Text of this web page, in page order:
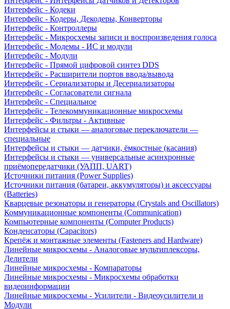
Интерфейс - Кодеки
Интерфейс - Кодеры, Декодеры, Конверторы
Интерфейс - Контроллеры
Интерфейс - Микросхемы записи и воспроизведения голоса
Интерфейс - Модемы - ИС и модули
Интерфейс - Модули
Интерфейс - Прямой цифровой синтез DDS
Интерфейс - Расширители портов ввода/вывода
Интерфейс - Сериализаторы и Десериализаторы
Интерфейс - Согласователи сигнала
Интерфейс - Специальное
Интерфейс - Телекоммуникационные микросхемы
Интерфейс - Фильтры - Активные
Интерфейсы и стыки — аналоговые переключатели —
специальные
Интерфейсы и стыки — датчики, ёмкостные (касания)
Интерфейсы и стыки — универсальные асинхронные
приёмопередатчики (УАПП, UART)
Источники питания (Power Supplies)
Источники питания (батареи, аккумуляторы) и аксессуары
(Batteries)
Кварцевые резонаторы и генераторы (Crystals and Oscillators)
Коммуникационные компоненты (Communication)
Компьютерные компоненты (Computer Products)
Конденсаторы (Capacitors)
Крепёж и монтажные элементы (Fasteners and Hardware)
Линейные микросхемы - Аналоговые мультиплексоры,
Делители
Линейные микросхемы - Компараторы
Линейные микросхемы - Микросхемы обработки
видеоинформации
Линейные микросхемы - Усилители - Видеоусилители и
Модули